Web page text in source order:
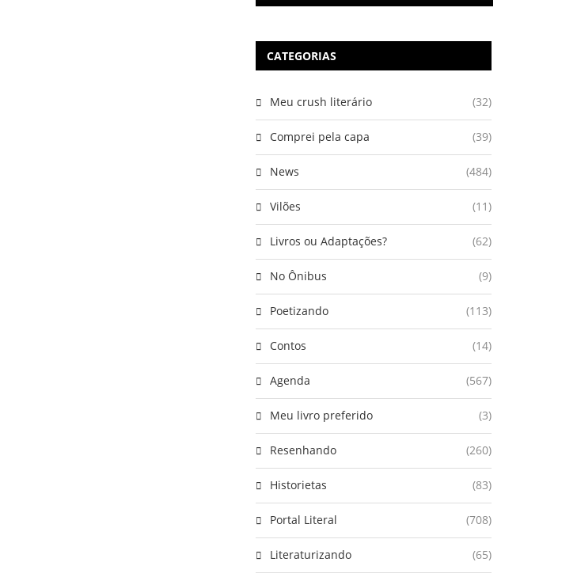
CATEGORIAS
Meu crush literário (32)
Comprei pela capa (39)
News (484)
Vilões (11)
Livros ou Adaptações? (62)
No Ônibus (9)
Poetizando (113)
Contos (14)
Agenda (567)
Meu livro preferido (3)
Resenhando (260)
Historietas (83)
Portal Literal (708)
Literaturizando (65)